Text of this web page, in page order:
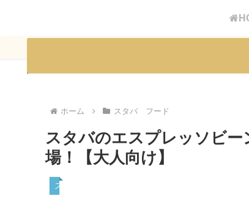
ホーム スタバ フード
スタバのエスプレッソビ
場！【大人向け】
スタバ フード